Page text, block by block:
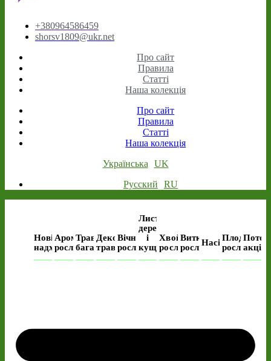
+380964586459
shorsv1809@ukr.net
Про сайт
Правила
Статті
Наша колекція
Про сайт
Правила
Статті
Наша колекція
Українська
UK
Русский
RU
Нові
надходження
Ароматичні
рослини
Трав’янисті
багаторічні
Декоративні
трави
Вічнозелені
рослини
Листяні
дерева
і
кущі
Хвойні
рослини
Виткі
рослиниНасінняПлодові
рослини
акція